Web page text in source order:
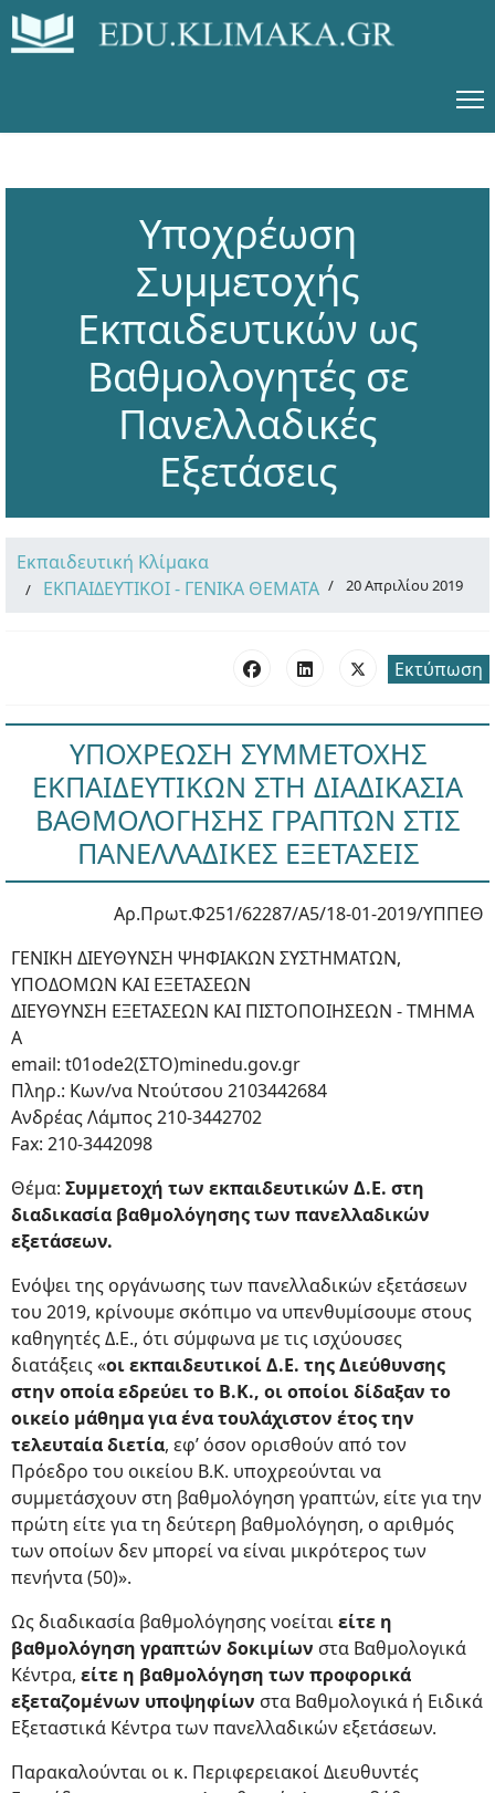
Υποχρέωση
Συμμετοχής
Εκπαιδευτικών ως
Βαθμολογητές σε
Πανελλαδικές
Εξετάσεις
Εκπαιδευτική Κλίμακα
ΕΚΠΑΙΔΕΥΤΙΚΟΙ - ΓΕΝΙΚΑ ΘΕΜΑΤΑ
20 Απριλίου 2019
Εκτύπωση
ΥΠΟΧΡΕΩΣΗ ΣΥΜΜΕΤΟΧΗΣ
ΕΚΠΑΙΔΕΥΤΙΚΩΝ ΣΤΗ ΔΙΑΔΙΚΑΣΙΑ
ΒΑΘΜΟΛΟΓΗΣΗΣ ΓΡΑΠΤΩΝ ΣΤΙΣ
ΠΑΝΕΛΛΑΔΙΚΕΣ ΕΞΕΤΑΣΕΙΣ
Αρ.Πρωτ.Φ251/62287/Α5/18-01-2019/ΥΠΠΕΘ
ΓΕΝΙΚΗ ΔΙΕΥΘΥΝΣΗ ΨΗΦΙΑΚΩΝ ΣΥΣΤΗΜΑΤΩΝ,
ΥΠΟΔΟΜΩΝ ΚΑΙ ΕΞΕΤΑΣΕΩΝ
ΔΙΕΥΘΥΝΣΗ ΕΞΕΤΑΣΕΩΝ ΚΑΙ ΠΙΣΤΟΠΟΙΗΣΕΩΝ - ΤΜΗΜΑ
Α
email: t01ode2(ΣΤΟ)minedu.gov.gr
Πληρ.: Κων/να Ντούτσου 2103442684
Ανδρέας Λάμπος 210-3442702
Fax: 210-3442098
Θέμα: Συμμετοχή των εκπαιδευτικών Δ.Ε. στη
διαδικασία βαθμολόγησης των πανελλαδικών
εξετάσεων.
Ενόψει της οργάνωσης των πανελλαδικών εξετάσεων
του 2019, κρίνουμε σκόπιμο να υπενθυμίσουμε στους
καθηγητές Δ.Ε., ότι σύμφωνα με τις ισχύουσες
διατάξεις «οι εκπαιδευτικοί Δ.Ε. της Διεύθυνσης
στην οποία εδρεύει το Β.Κ., οι οποίοι δίδαξαν το
οικείο μάθημα για ένα τουλάχιστον έτος την
τελευταία διετία, εφ’ όσον ορισθούν από τον
Πρόεδρο του οικείου Β.Κ. υποχρεούνται να
συμμετάσχουν στη βαθμολόγηση γραπτών, είτε για την
πρώτη είτε για τη δεύτερη βαθμολόγηση, ο αριθμός
των οποίων δεν μπορεί να είναι μικρότερος των
πενήντα (50)».
Ως διαδικασία βαθμολόγησης νοείταιείτε η
βαθμολόγηση γραπτών δοκιμίων στα Βαθμολογικά
Κέντρα, είτε η βαθμολόγηση των προφορικά
εξεταζομένων υποψηφίων στα Βαθμολογικά ή Ειδικά
Εξεταστικά Κέντρα των πανελλαδικών εξετάσεων.
Παρακαλούνται οι κ. Περιφερειακοί Διευθυντές